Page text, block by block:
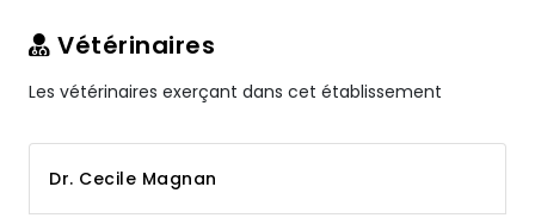
Vétérinaires
Les vétérinaires exerçant dans cet établissement
Dr. Cecile Magnan